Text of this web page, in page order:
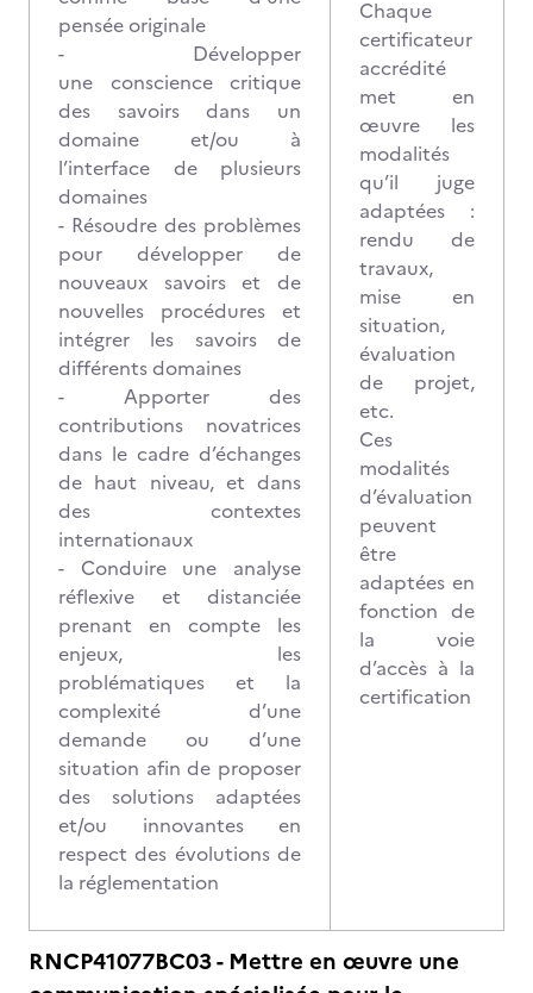
pensée originale
- Développer
une conscience critique
des savoirs dans un
domaine et/ou à
l’interface de plusieurs
domaines
- Résoudre des problèmes
pour développer de
nouveaux savoirs et de
nouvelles procédures et
intégrer les savoirs de
différents domaines
- Apporter des
contributions novatrices
dans le cadre d’échanges
de haut niveau, et dans
des contextes
internationaux
- Conduire une analyse
réflexive et distanciée
prenant en compte les
enjeux, les
problématiques et la
complexité d’une
demande ou d’une
situation afin de proposer
des solutions adaptées
et/ou innovantes en
respect des évolutions de
la réglementation
Chaque
certificateur
accrédité
met en
œuvre les
modalités
qu’il juge
adaptées :
rendu de
travaux,
mise en
situation,
évaluation
de projet,
etc.
Ces
modalités
d’évaluation
peuvent
être
adaptées en
fonction de
la voie
d’accès à la
certification
RNCP41077BC03 - Mettre en œuvre une